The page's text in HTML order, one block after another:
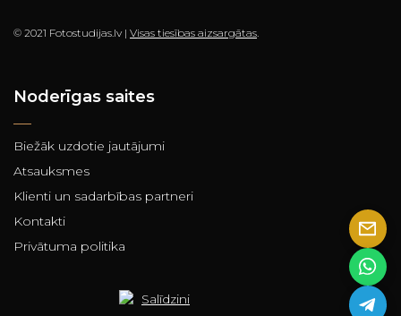
© 2021 Fotostudijas.lv | Visas tiesības aizsargātas.
Noderīgas saites
Biežāk uzdotie jautājumi
Atsauksmes
Klienti un sadarbības partneri
Kontakti
Privātuma politika